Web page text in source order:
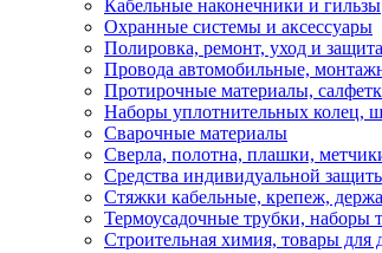
Кабельные наконечники и гильзы
Охранные системы и аксессуары
Полировка, ремонт, уход и
Провода автомобильные,
Протирочные материалы,
Наборы уплотнительных колец,
Сварочные материалы
Сверла, полотна, плашки,
Средства индивидуальной
Стяжки кабельные, крепеж,
Термоусадочные трубки, наборы
Строительная химия, товары для